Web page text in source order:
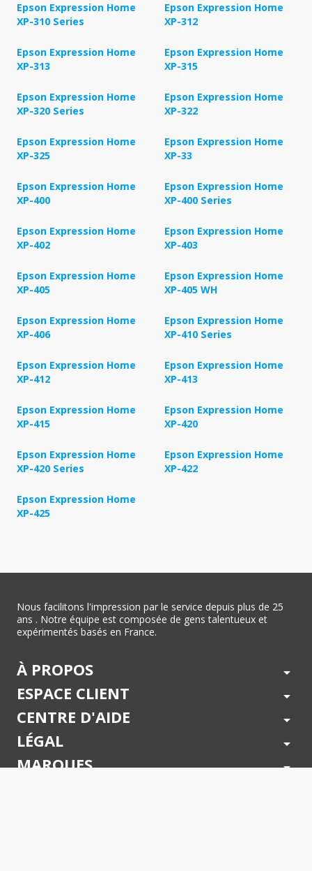
Epson Expression Home
XP-310 Series
Epson Expression Home
XP-312
Epson Expression Home
XP-313
Epson Expression Home
XP-315
Epson Expression Home
XP-320 Series
Epson Expression Home
XP-322
Epson Expression Home
XP-325
Epson Expression Home
XP-33
Epson Expression Home
XP-400
Epson Expression Home
XP-400 Series
Epson Expression Home
XP-402
Epson Expression Home
XP-403
Epson Expression Home
XP-405
Epson Expression Home
XP-405 WH
Epson Expression Home
XP-406
Epson Expression Home
XP-410 Series
Epson Expression Home
XP-412
Epson Expression Home
XP-413
Epson Expression Home
XP-415
Epson Expression Home
XP-420
Epson Expression Home
XP-420 Series
Epson Expression Home
XP-422
Epson Expression Home
XP-425
Nous facilitons l'impression par le service depuis plus de 25
ans . Notre équipe est composée de gens talentueux et
expérimentés basés en France.
À PROPOS arrow_drop_down
ESPACE CLIENT arrow_drop_down
CENTRE D'AIDE arrow_drop_down
LÉGAL arrow_drop_down
MARQUES arrow_drop_down